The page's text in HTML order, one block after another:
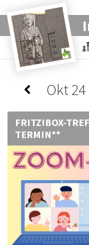
Okt24
FRITZ!BOX-
TERMIN**